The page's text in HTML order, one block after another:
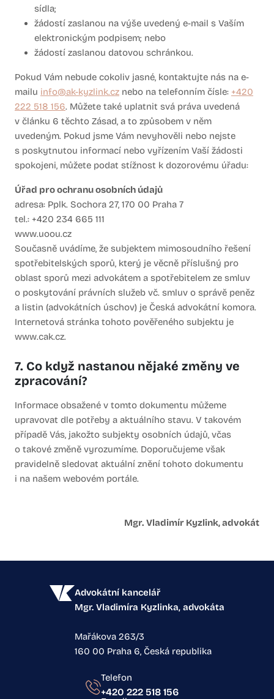
sídla;
žádostí zaslanou na výše uvedený e-mail s Vaším
elektronickým podpisem; nebo
žádostí zaslanou datovou schránkou.
Pokud Vám nebude cokoliv jasné, kontaktujte nás na e-
mailu info@ak-kyzlink.cz nebo na telefonním čísle: +420
222 518 156. Můžete také uplatnit svá práva uvedená
v článku 6 těchto Zásad, a to způsobem v něm
uvedeným. Pokud jsme Vám nevyhověli nebo nejste
s poskytnutou informací nebo vyřízením Vaší žádosti
spokojeni, můžete podat stížnost k dozorovému úřadu:
Úřad pro ochranu osobních údajů
adresa: Pplk. Sochora 27, 170 00 Praha 7
tel.: +420 234 665 111
www.uoou.cz
Současně uvádíme, že subjektem mimosoudního řešení
spotřebitelských sporů, který je věcně příslušný pro
oblast sporů mezi advokátem a spotřebitelem ze smluv
o poskytování právních služeb vč. smluv o správě peněz
a listin (advokátních úschov) je Česká advokátní komora.
Internetová stránka tohoto pověřeného subjektu je
www.cak.cz.
7. Co když nastanou nějaké změny ve
zpracování?
Informace obsažené v tomto dokumentu můžeme
upravovat dle potřeby a aktuálního stavu. V takovém
případě Vás, jakožto subjekty osobních údajů, včas
o takové změně vyrozumíme. Doporučujeme však
pravidelně sledovat aktuální znění tohoto dokumentu
i na našem webovém portále.
Mgr. Vladimír Kyzlink, advokát
Advokátní kancelář
Mgr. Vladimíra Kyzlinka, advokáta
Mařákova 263/3
160 00 Praha 6, Česká republika
Telefon
+420 222 518 156